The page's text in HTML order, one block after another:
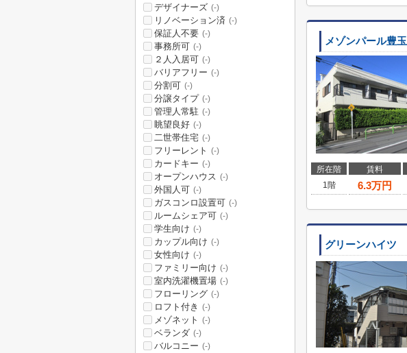
メゾンパール豊玉
所在階 賃料
1階
6.3万円
グリーンハイツ
デザイナーズ (-)
リノベーション済 (-)
保証人不要 (-)
事務所可 (-)
２人入居可 (-)
バリアフリー (-)
分割可 (-)
分譲タイプ (-)
管理人常駐 (-)
眺望良好 (-)
二世帯住宅 (-)
フリーレント (-)
カードキー (-)
オープンハウス (-)
外国人可 (-)
ガスコンロ設置可 (-)
ルームシェア可 (-)
学生向け (-)
カップル向け (-)
女性向け (-)
ファミリー向け (-)
室内洗濯機置場 (-)
フローリング (-)
ロフト付き (-)
メゾネット (-)
ベランダ (-)
バルコニー (-)